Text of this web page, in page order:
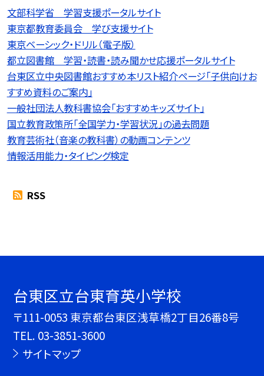
文部科学省 学習支援ポータルサイト
東京都教育委員会 学び支援サイト
東京ベーシック・ドリル（電子版）
都立図書館 学習・読書・読み聞かせ応援ポータルサイト
台東区立中央図書館おすすめ本リスト紹介ページ「子供向けお
すすめ資料のご案内」
一般社団法人教科書協会「おすすめキッズサイト」
国立教育政策所「全国学力・学習状況」の過去問題
教育芸術社（音楽の教科書）の動画コンテンツ
情報活用能力・タイピング検定
RSS
台東区立台東育英小学校
〒111-0053 東京都台東区浅草橋2丁目26番8号
TEL. 03-3851-3600
サイトマップ